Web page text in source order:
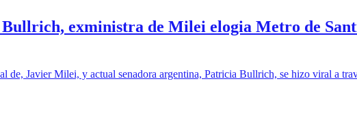
exministra de Milei elogia Metro de
de, Javier Milei, y actual senadora argentina, Patricia Bullrich, se hizo viral a